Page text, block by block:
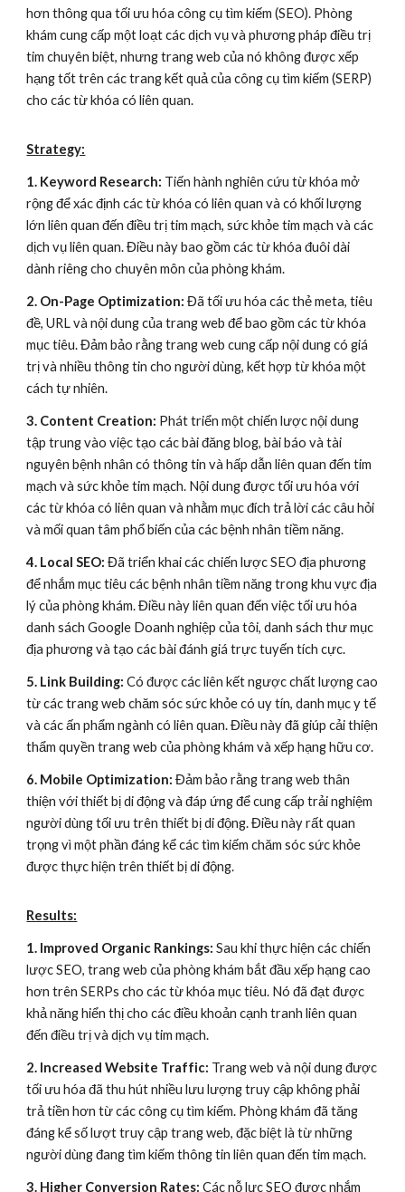
hơn thông qua tối ưu hóa công cụ tìm kiếm (SEO). Phòng
khám cung cấp một loạt các dịch vụ và phương pháp điều trị
tim chuyên biệt, nhưng trang web của nó không được xếp
hạng tốt trên các trang kết quả của công cụ tìm kiếm (SERP)
cho các từ khóa có liên quan.
Strategy:
1. Keyword Research: Tiến hành nghiên cứu từ khóa mở
rộng để xác định các từ khóa có liên quan và có khối lượng
lớn liên quan đến điều trị tim mạch, sức khỏe tim mạch và các
dịch vụ liên quan. Điều này bao gồm các từ khóa đuôi dài
dành riêng cho chuyên môn của phòng khám.
2. On-Page Optimization:Đã tối ưu hóa các thẻ meta, tiêu
đề, URL và nội dung của trang web để bao gồm các từ khóa
mục tiêu. Đảm bảo rằng trang web cung cấp nội dung có giá
trị và nhiều thông tin cho người dùng, kết hợp từ khóa một
cách tự nhiên.
3. Content Creation: Phát triển một chiến lược nội dung
tập trung vào việc tạo các bài đăng blog, bài báo và tài
nguyên bệnh nhân có thông tin và hấp dẫn liên quan đến tim
mạch và sức khỏe tim mạch. Nội dung được tối ưu hóa với
các từ khóa có liên quan và nhằm mục đích trả lời các câu hỏi
và mối quan tâm phổ biến của các bệnh nhân tiềm năng.
4. Local SEO: Đã triển khai các chiến lược SEO địa phương
để nhắm mục tiêu các bệnh nhân tiềm năng trong khu vực địa
lý của phòng khám. Điều này liên quan đến việc tối ưu hóa
danh sách Google Doanh nghiệp của tôi, danh sách thư mục
địa phương và tạo các bài đánh giá trực tuyến tích cực.
5. Link Building:Có được các liên kết ngược chất lượng cao
từ các trang web chăm sóc sức khỏe có uy tín, danh mục y tế
và các ấn phẩm ngành có liên quan. Điều này đã giúp cải thiện
thẩm quyền trang web của phòng khám và xếp hạng hữu cơ.
6. Mobile Optimization: Đảm bảo rằng trang web thân
thiện với thiết bị di động và đáp ứng để cung cấp trải nghiệm
người dùng tối ưu trên thiết bị di động. Điều này rất quan
trọng vì một phần đáng kể các tìm kiếm chăm sóc sức khỏe
được thực hiện trên thiết bị di động.
Results:
1. Improved Organic Rankings:Sau khi thực hiện các chiến
lược SEO, trang web của phòng khám bắt đầu xếp hạng cao
hơn trên SERPs cho các từ khóa mục tiêu. Nó đã đạt được
khả năng hiển thị cho các điều khoản cạnh tranh liên quan
đến điều trị và dịch vụ tim mạch.
2. Increased Website Traffic: Trang web và nội dung được
tối ưu hóa đã thu hút nhiều lưu lượng truy cập không phải
trả tiền hơn từ các công cụ tìm kiếm. Phòng khám đã tăng
đáng kể số lượt truy cập trang web, đặc biệt là từ những
người dùng đang tìm kiếm thông tin liên quan đến tim mạch.
3. Higher Conversion Rates: Các nỗ lực SEO được nhắm